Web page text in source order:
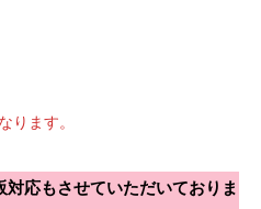
ります。
応もさせていただいておりま